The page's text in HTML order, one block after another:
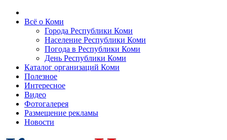
Всё о Коми
Города Республики Коми
Население Республики Коми
Погода в Республики Коми
День Республики Коми
Каталог организаций Коми
Полезное
Интересное
Видео
Фотогалерея
Размещение рекламы
Новости